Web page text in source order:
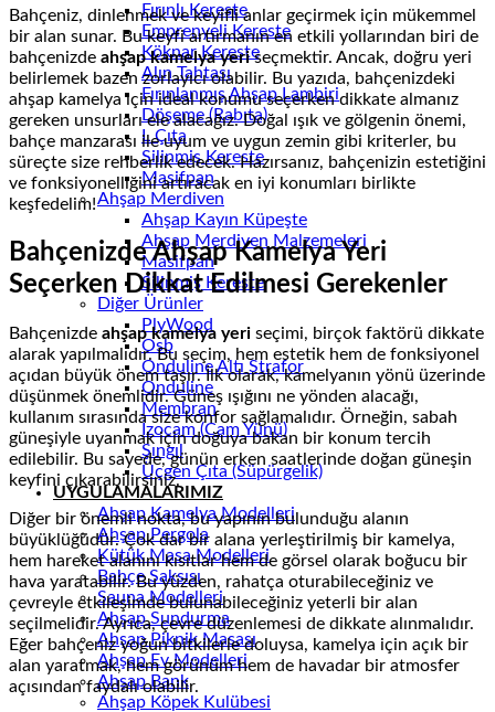
Fırınlı Kereste
Emprenyeli Kereste
Köknar Kereste
Alın Tahtası
Fırınlanmış Ahşap Lambiri
Döşeme (Rabıta)
L Çıta
Silinmiş Kereste
Masifpan
Ahşap Merdiven
Ahşap Kayın Küpeşte
Ahşap Merdiven Malzemeleri
Masifpan
Silinmiş Kereste
Diğer Ürünler
PlyWood
Osb
Onduline Altı Strafor
Onduline
Membran
İzocam (Cam Yünü)
Şıngıl
Üçgen Çıta (Süpürgelik)
UYGULAMALARIMIZ
Ahşap Kamelya Modelleri
Ahşap Pergola
Kütük Masa Modelleri
Bahçe Saksısı
Sauna Modelleri
Ahşap Sundurma
Ahşap Piknik Masası
Ahşap Ev Modelleri
Ahşap Bank
Ahşap Köpek Kulübesi
Bahçeniz, dinlenmek ve keyifli anlar geçirmek için mükemmel
bir alan sunar. Bu keyfi artırmanın en etkili yollarından biri de
bahçenizde ahşap kamelya yeriseçmektir. Ancak, doğru yeri
belirlemek bazen zorlayıcı olabilir. Bu yazıda, bahçenizdeki
ahşap kamelya için ideal konumu seçerken dikkate almanız
gereken unsurları ele alacağız. Doğal ışık ve gölgenin önemi,
bahçe manzarası ile uyum ve uygun zemin gibi kriterler, bu
süreçte size rehberlik edecek. Hazırsanız, bahçenizin estetiğini
ve fonksiyonelliğini artıracak en iyi konumları birlikte
keşfedelim!
Bahçenizde Ahşap Kamelya Yeri
Seçerken Dikkat Edilmesi Gerekenler
Bahçenizde ahşap kamelya yeri seçimi, birçok faktörü dikkate
alarak yapılmalıdır. Bu seçim, hem estetik hem de fonksiyonel
açıdan büyük önem taşır. İlk olarak, kamelyanın yönü üzerinde
düşünmek önemlidir. Güneş ışığını ne yönden alacağı,
kullanım sırasında size konfor sağlamalıdır. Örneğin, sabah
güneşiyle uyanmak için doğuya bakan bir konum tercih
edilebilir. Bu sayede, günün erken saatlerinde doğan güneşin
keyfini çıkarabilirsiniz.
Diğer bir önemli nokta, bu yapının bulunduğu alanın
büyüklüğüdür. Çok dar bir alana yerleştirilmiş bir kamelya,
hem hareket alanını kısıtlar hem de görsel olarak boğucu bir
hava yaratabilir. Bu yüzden, rahatça oturabileceğiniz ve
çevreyle etkileşimde bulunabileceğiniz yeterli bir alan
seçilmelidir. Ayrıca, çevre düzenlemesi de dikkate alınmalıdır.
Eğer bahçeniz yoğun bitkilerle doluysa, kamelya için açık bir
alan yaratmak, hem görünüm hem de havadar bir atmosfer
açısından faydalı olabilir.